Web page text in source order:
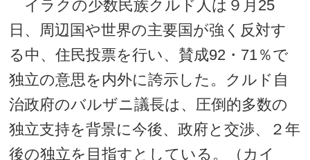
イラクの少数民族クルド人は９月25
日、周辺国や世界の主要国が強く反対す
る中、住民投票を行い、賛成92・71％で
独立の意思を内外に誇示した。クルド自
治政府のバルザニ議長は、圧倒的多数の
独立支持を背景に今後、政府と交渉、２年
後の独立を目指すとしている。（カイ